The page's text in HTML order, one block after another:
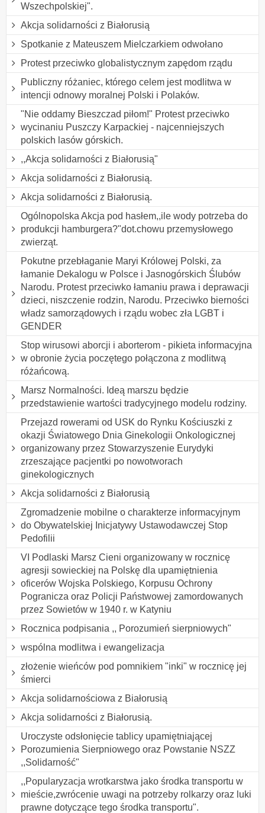
Wszechpolskiej".
Akcja solidarności z Białorusią
Spotkanie z Mateuszem Mielczarkiem odwołano
Protest przeciwko globalistycznym zapędom rządu
Publiczny różaniec, którego celem jest modlitwa w
intencji odnowy moralnej Polski i Polaków.
"Nie oddamy Bieszczad piłom!" Protest przeciwko
wycinaniu Puszczy Karpackiej - najcenniejszych
polskich lasów górskich.
,,Akcja solidarności z Białorusią"
Akcja solidarności z Białorusią.
Akcja solidarności z Białorusią.
Ogólnopolska Akcja pod hasłem,,ile wody potrzeba do
produkcji hamburgera?"dot.chowu przemysłowego
zwierząt.
Pokutne przebłaganie Maryi Królowej Polski, za
łamanie Dekalogu w Polsce i Jasnogórskich Ślubów
Narodu. Protest przeciwko łamaniu prawa i deprawacji
dzieci, niszczenie rodzin, Narodu. Przeciwko bierności
władz samorządowych i rządu wobec zła LGBT i
GENDER
Stop wirusowi aborcji i aborterom - pikieta informacyjna
w obronie życia poczętego połączona z modlitwą
różańcową.
Marsz Normalności. Ideą marszu będzie
przedstawienie wartości tradycyjnego modelu rodziny.
Przejazd rowerami od USK do Rynku Kościuszki z
okazji Światowego Dnia Ginekologii Onkologicznej
organizowany przez Stowarzyszenie Eurydyki
zrzeszające pacjentki po nowotworach
ginekologicznych
Akcja solidarności z Białorusią
Zgromadzenie mobilne o charakterze informacyjnym
do Obywatelskiej Inicjatywy Ustawodawczej Stop
Pedofilii
VI Podlaski Marsz Cieni organizowany w rocznicę
agresji sowieckiej na Polskę dla upamiętnienia
oficerów Wojska Polskiego, Korpusu Ochrony
Pogranicza oraz Policji Państwowej zamordowanych
przez Sowietów w 1940 r. w Katyniu
Rocznica podpisania ,, Porozumień sierpniowych"
wspólna modlitwa i ewangelizacja
złożenie wieńców pod pomnikiem "inki" w rocznicę jej
śmierci
Akcja solidarnościowa z Białorusią
Akcja solidarności z Białorusią.
Uroczyste odsłonięcie tablicy upamiętniającej
Porozumienia Sierpniowego oraz Powstanie NSZZ
,,Solidarność"
,,Popularyzacja wrotkarstwa jako środka transportu w
mieście,zwrócenie uwagi na potrzeby rolkarzy oraz luki
prawne dotyczące tego środka transportu".